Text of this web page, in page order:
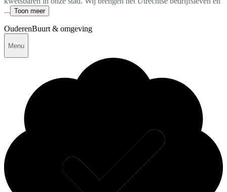
... Toon meer
OuderenBuurt & omgeving
Menu